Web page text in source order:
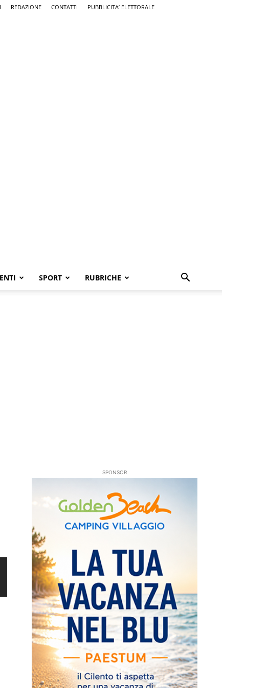
REDAZIONE CONTATTI PUBBLICITA’ ELETTORALE
SPORT RUBRICHE
SPONSOR